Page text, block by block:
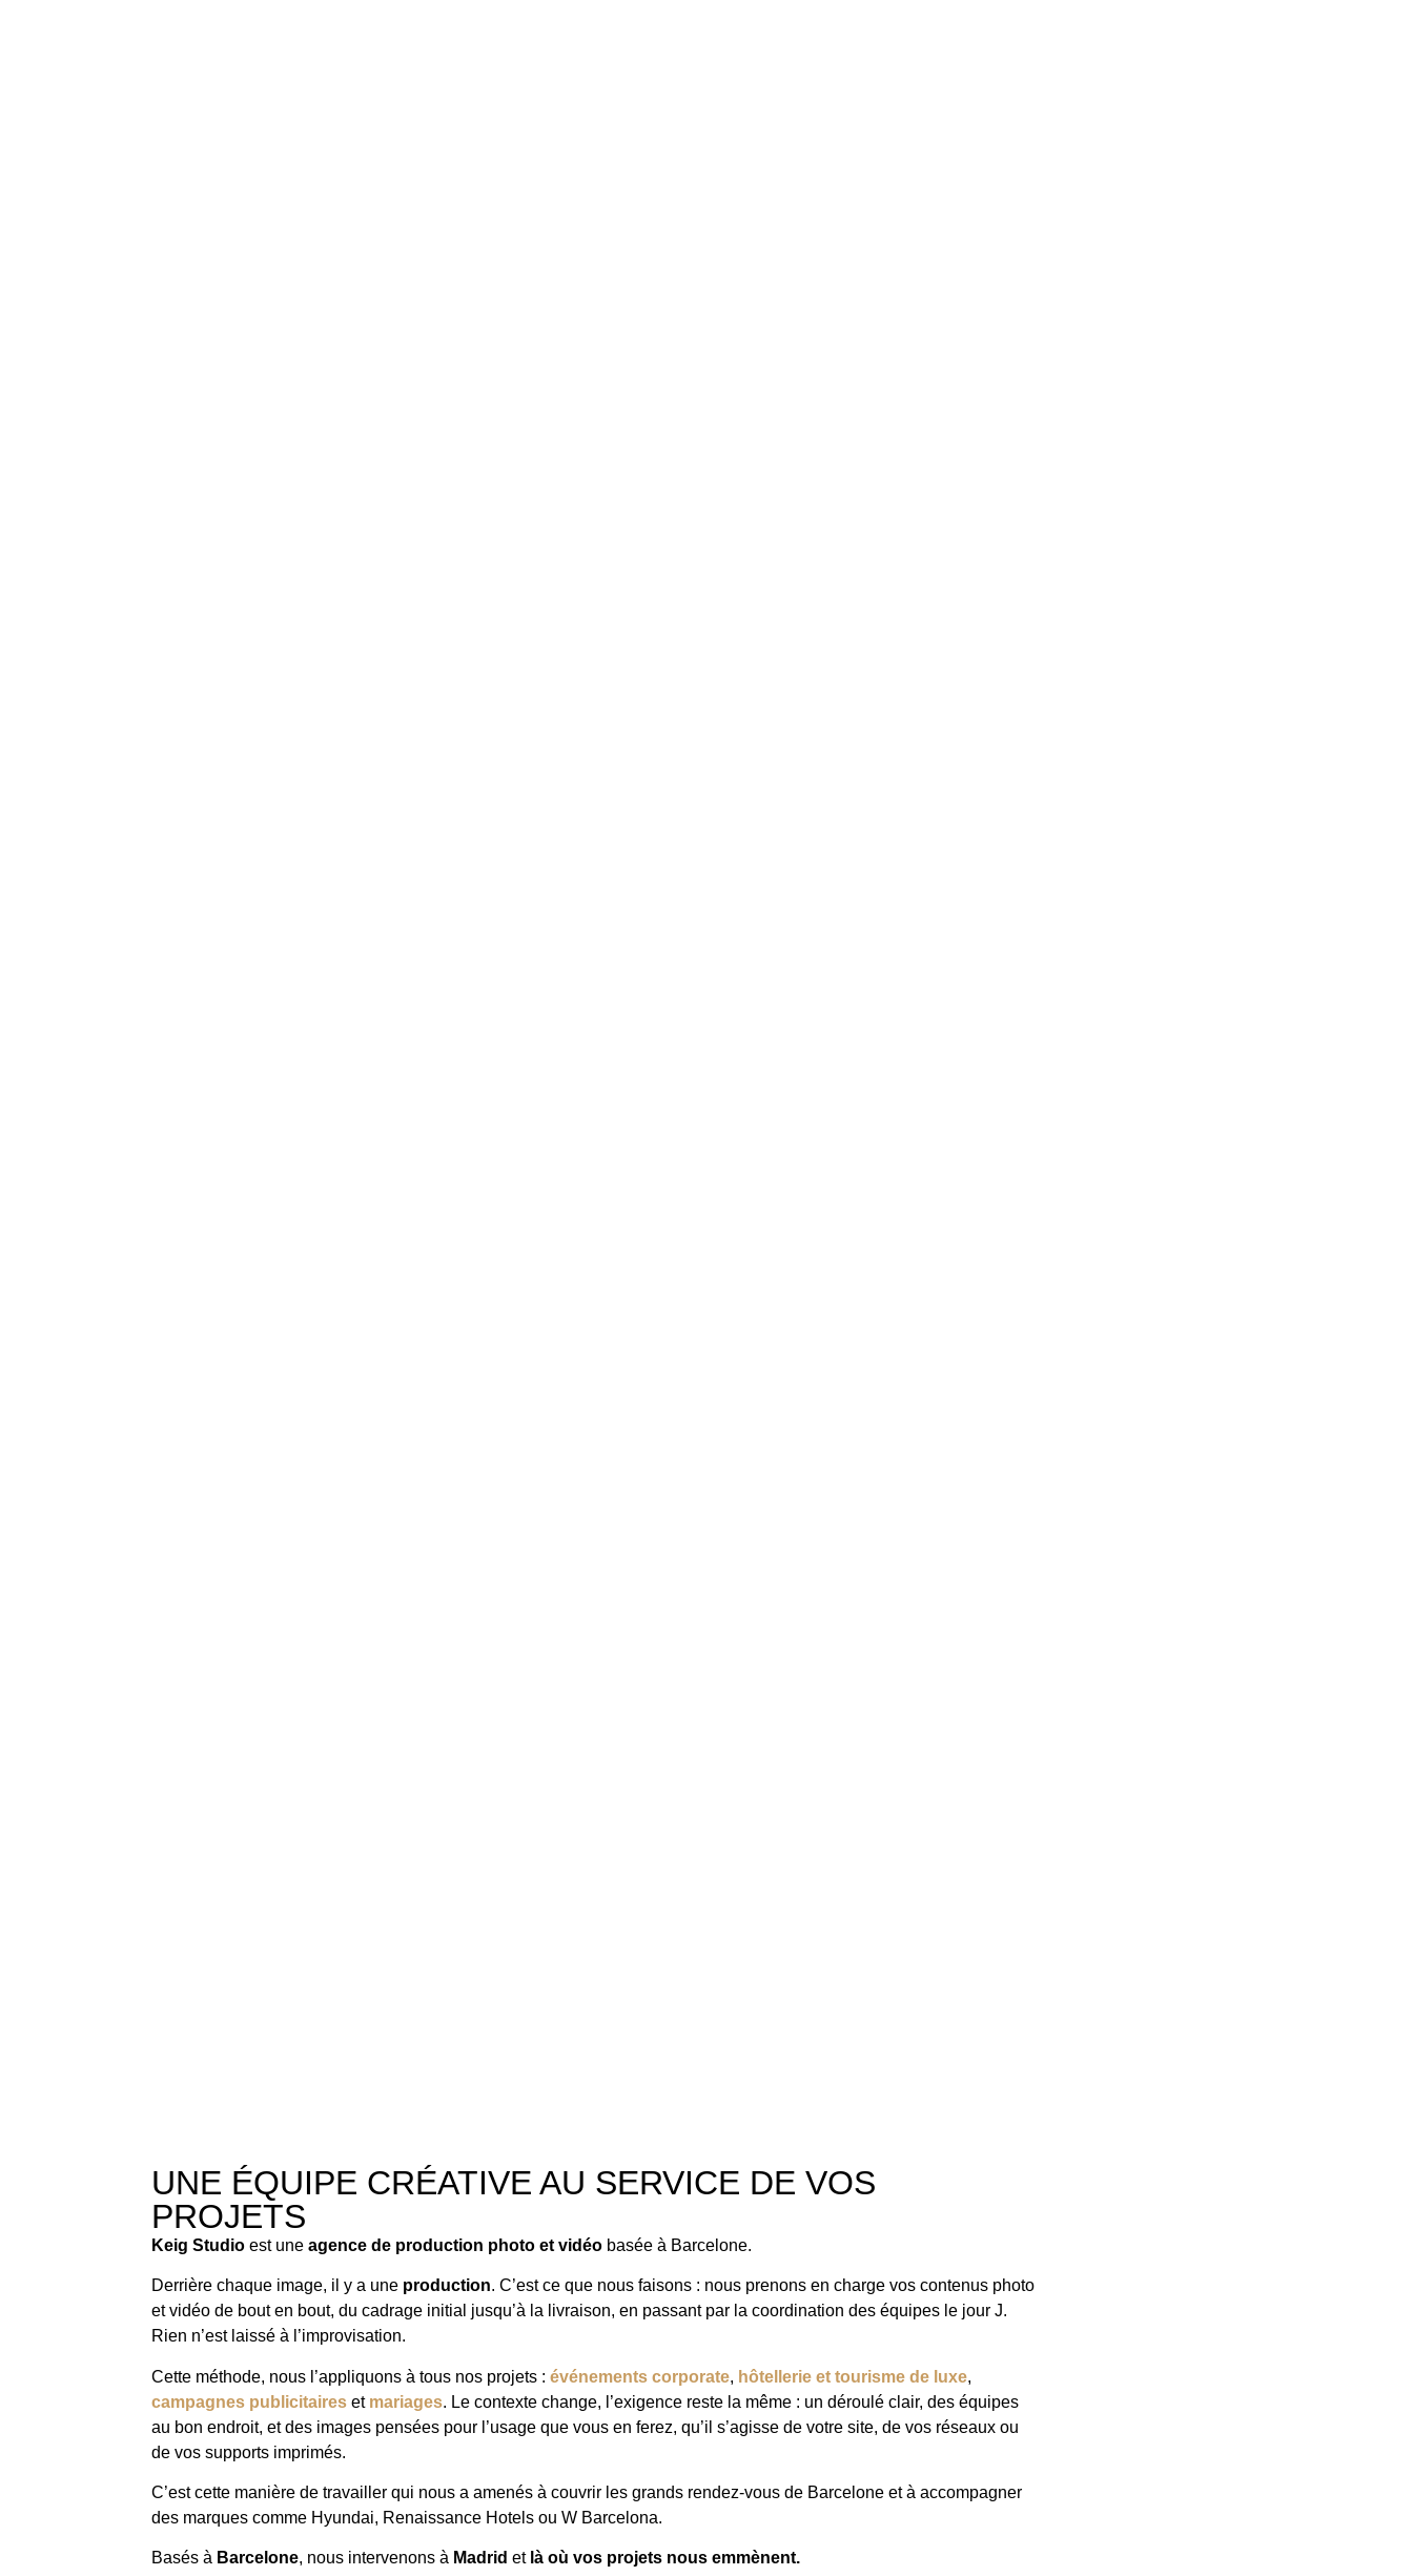
UNE ÉQUIPE CRÉATIVE AU SERVICE DE VOS
PROJETS
Keig Studio est uneagence de production photo et vidéo basée à Barcelone.
Derrière chaque image, il y a une production. C’est ce que nous faisons : nous prenons en charge vos contenus photo
et vidéo de bout en bout, du cadrage initial jusqu’à la livraison, en passant par la coordination des équipes le jour J.
Rien n’est laissé à l’improvisation.
Cette méthode, nous l’appliquons à tous nos projets :événements corporate, hôtellerie et tourisme de luxe,
campagnes publicitairesetmariages. Le contexte change, l’exigence reste la même : un déroulé clair, des équipes
au bon endroit, et des images pensées pour l’usage que vous en ferez, qu’il s’agisse de votre site, de vos réseaux ou
de vos supports imprimés.
C’est cette manière de travailler qui nous a amenés à couvrir les grands rendez-vous de Barcelone et à accompagner
des marques comme Hyundai, Renaissance Hotels ou W Barcelona.
Basés à Barcelone, nous intervenons à Madrid et là où vos projets nous emmènent.